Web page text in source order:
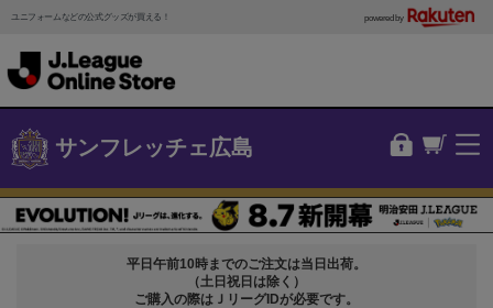
ユニフォームなどの公式グッズが買える！ powered by
サンフレッチェ広島
平日午前10時までのご注文は当日出荷。
（土日祝日は除く）
ご購入の際はＪリーグIDが必要です。